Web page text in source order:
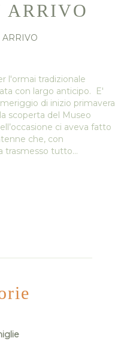
ARRIVO
l'ormai tradizionale
con largo anticipo. E'
di inizio primavera
scoperta del Museo
ci aveva fatto
che, con
trasmesso tutto…